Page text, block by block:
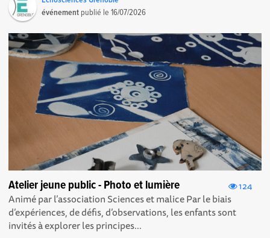
événement publié le16/07/2026
124
Atelier jeune public - Photo et lumière
Animé par l’association Sciences et malice Par le biais
d’expériences, de défis, d’observations, les enfants sont
invités à explorer les principes...